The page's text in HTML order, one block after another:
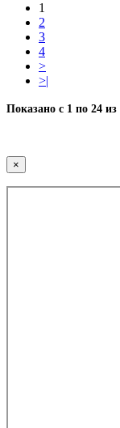
1
2
3
4
>
>|
Показано с 1 по 24 из
×